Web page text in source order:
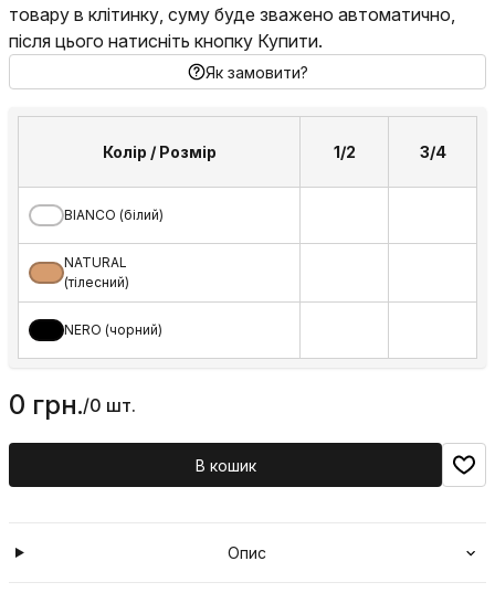
товару в клітинку, суму буде зважено автоматично,
після цього натисніть кнопку Купити.
Як замовити?
Колір / Розмір 1/2 3/4
BIANCO (білий)
NATURAL
(тілесний)
NERO (чорний)
0 грн./0 шт.
В кошик
Опис